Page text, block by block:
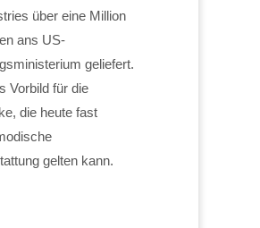
über eine Million
ans US-
geliefert.
Vorbild für die
die heute fast
gelten kann.